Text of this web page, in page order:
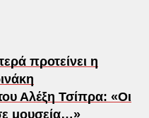
προτείνει η
Αλέξη Τσίπρα: «Οι
μουσεία…»